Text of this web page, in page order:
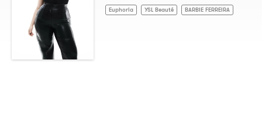
Euphoria YSL Beauté BARBIE FERREIRA